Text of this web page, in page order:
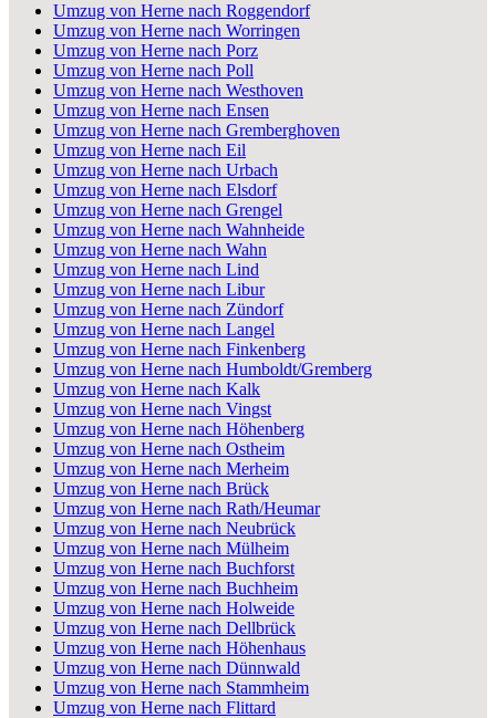
Umzug von Herne nach Roggendorf
Umzug von Herne nach Worringen
Umzug von Herne nach Porz
Umzug von Herne nach Poll
Umzug von Herne nach Westhoven
Umzug von Herne nach Ensen
Umzug von Herne nach Gremberghoven
Umzug von Herne nach Eil
Umzug von Herne nach Urbach
Umzug von Herne nach Elsdorf
Umzug von Herne nach Grengel
Umzug von Herne nach Wahnheide
Umzug von Herne nach Wahn
Umzug von Herne nach Lind
Umzug von Herne nach Libur
Umzug von Herne nach Zündorf
Umzug von Herne nach Langel
Umzug von Herne nach Finkenberg
Umzug von Herne nach Humboldt/Gremberg
Umzug von Herne nach Kalk
Umzug von Herne nach Vingst
Umzug von Herne nach Höhenberg
Umzug von Herne nach Ostheim
Umzug von Herne nach Merheim
Umzug von Herne nach Brück
Umzug von Herne nach Rath/Heumar
Umzug von Herne nach Neubrück
Umzug von Herne nach Mülheim
Umzug von Herne nach Buchforst
Umzug von Herne nach Buchheim
Umzug von Herne nach Holweide
Umzug von Herne nach Dellbrück
Umzug von Herne nach Höhenhaus
Umzug von Herne nach Dünnwald
Umzug von Herne nach Stammheim
Umzug von Herne nach Flittard